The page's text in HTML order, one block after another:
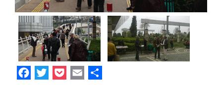
FacebookTwitterPocketEmail